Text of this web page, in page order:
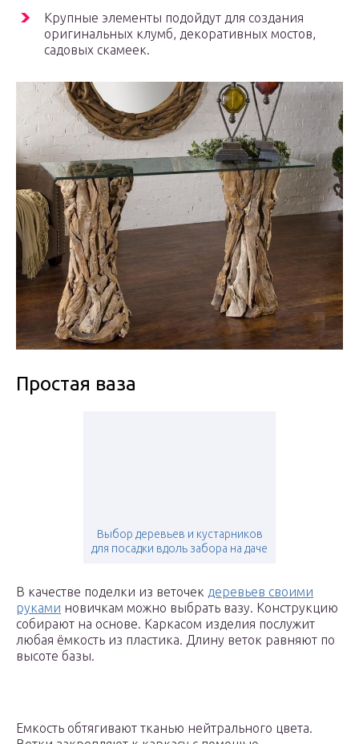
Крупные элементы подойдут для создания
оригинальных клумб, декоративных мостов,
садовых скамеек.
Простая ваза
Выбор деревьев и кустарников
для посадки вдоль забора на даче
В качестве поделки из веточек деревьев своими
руками новичкам можно выбрать вазу. Конструкцию
собирают на основе. Каркасом изделия послужит
любая ёмкость из пластика. Длину веток равняют по
высоте базы.
Емкость обтягивают тканью нейтрального цвета.